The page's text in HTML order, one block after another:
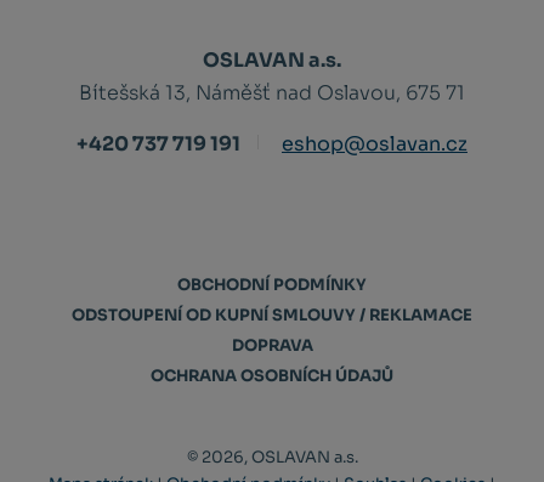
OSLAVAN a.s.
Bítešská 13, Náměšť nad Oslavou, 675 71
+420 737 719 191
eshop@oslavan.cz
OBCHODNÍ PODMÍNKY
ODSTOUPENÍ OD KUPNÍ SMLOUVY / REKLAMACE
DOPRAVA
OCHRANA OSOBNÍCH ÚDAJŮ
© 2026, OSLAVAN a.s.